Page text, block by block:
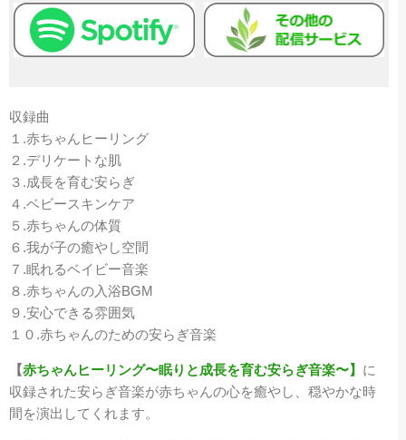
収録曲
１.赤ちゃんヒーリング
２.デリケートな肌
３.成長を育む安らぎ
４.ベビースキンケア
５.赤ちゃんの体質
６.我が子の癒やし空間
７.眠れるベイビー音楽
８.赤ちゃんの入浴BGM
９.安心できる雰囲気
１０.赤ちゃんのための安らぎ音楽
【赤ちゃんヒーリング〜眠りと成長を育む安らぎ音楽〜】 に
収録された安らぎ音楽が赤ちゃんの心を癒やし、穏やかな時
間を演出してくれます。